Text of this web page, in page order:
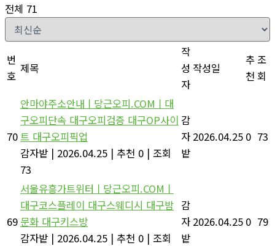
전체 71
번
호
제목
작
성
자
작성일
추
천
조
회
70
안마야주소안내ㅣ당근오피.COMㅣ대
구오피단속 대구오피검증 대구OP사이
트 대구오피픽업
감자밭 | 2026.04.25 | 추천 0 | 조회
73
감
자
밭
2026.04.25 0 73
69
서울유흥가트위터ㅣ당근오피.COMㅣ
대구코스플레이 대구스웨디시 대구밤
문화 대구키스방
감자밭 | 2026.04.25 | 추천 0 | 조회
감
자
밭
2026.04.25 0 79